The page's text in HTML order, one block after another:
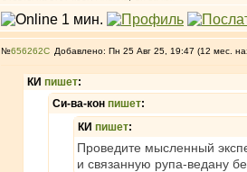
№656262 Добавлено: Пн 25 Авг 25, 19:47 (12 мес.
КИ пишет:
Си-ва-кон пишет:
КИ пишет:
Проведите мысленный
и связанную рупа-ведану